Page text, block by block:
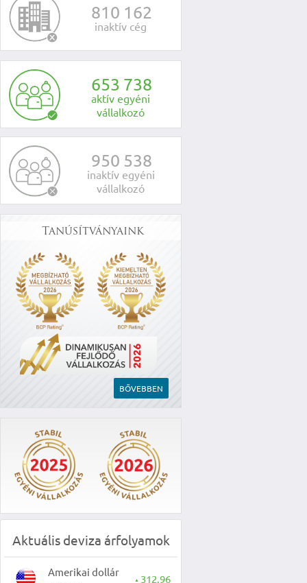
810 162
inaktív cég
653 738
aktív egyéni
vállalkozó
950 538
inaktív egyéni
vállalkozó
Tanúsítványaink
BŐVEBBEN
Aktuális deviza árfolyamok
Amerikai dollár
▲ 312,96